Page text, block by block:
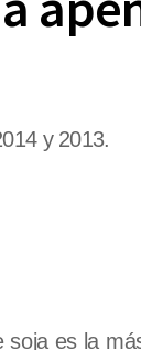
y 2013.
es la